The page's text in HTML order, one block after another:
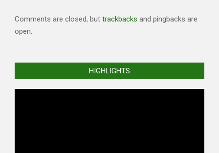
Comments are closed, but trackbacks and pingbacks are
open.
HIGHLIGHTS